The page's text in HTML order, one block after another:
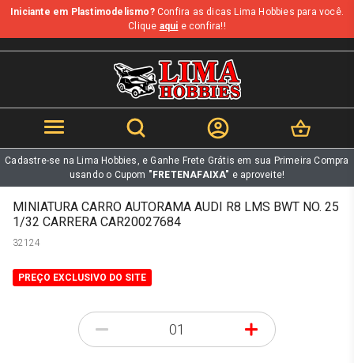
b
Iniciante em Plastimodelismo?Confira as dicas Lima Hobbies para você.
Clique aqui e confira!!
Cadastre-se na Lima Hobbies, e Ganhe Frete Grátis em sua Primeira Compra
usando o Cupom "FRETENAFAIXA" e aproveite!
MINIATURA CARRO AUTORAMA AUDI R8 LMS BWT NO. 25
1/32 CARRERA CAR20027684
32124
PREÇO EXCLUSIVO DO SITE
- +